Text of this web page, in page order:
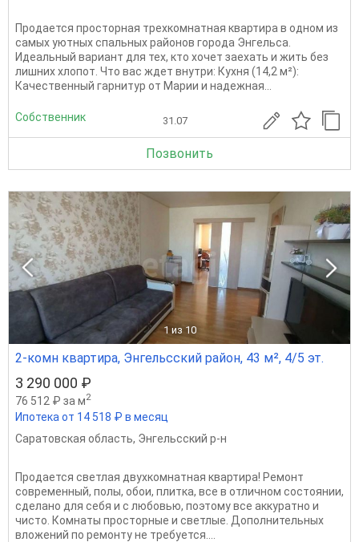
Продается просторная трехкомнатная квартира в одном из
самых уютных спальных районов города Энгельса.
Идеальный вариант для тех, кто хочет заехать и жить без
лишних хлопот. Что вас ждет внутри: Кухня (14,2 м²):
Качественный гарнитур от Марии и надежная...
Собственник 31.07
Позвонить
1 из 10
2-комн квартира, Энгельсский район, 43 м², 4/5 эт.
3 290 000 ₽
76 512 ₽ за м2
Ипотека от 14 518 ₽ в месяц
Саратовская область, Энгельсский р-н
Продается светлая двухкомнатная квартира! Ремонт
современный, полы, обои, плитка, все в отличном состоянии,
сделано для себя и с любовью, поэтому все аккуратно и
чисто. Комнаты просторные и светлые. Дополнительных
вложений по ремонту не требуется....